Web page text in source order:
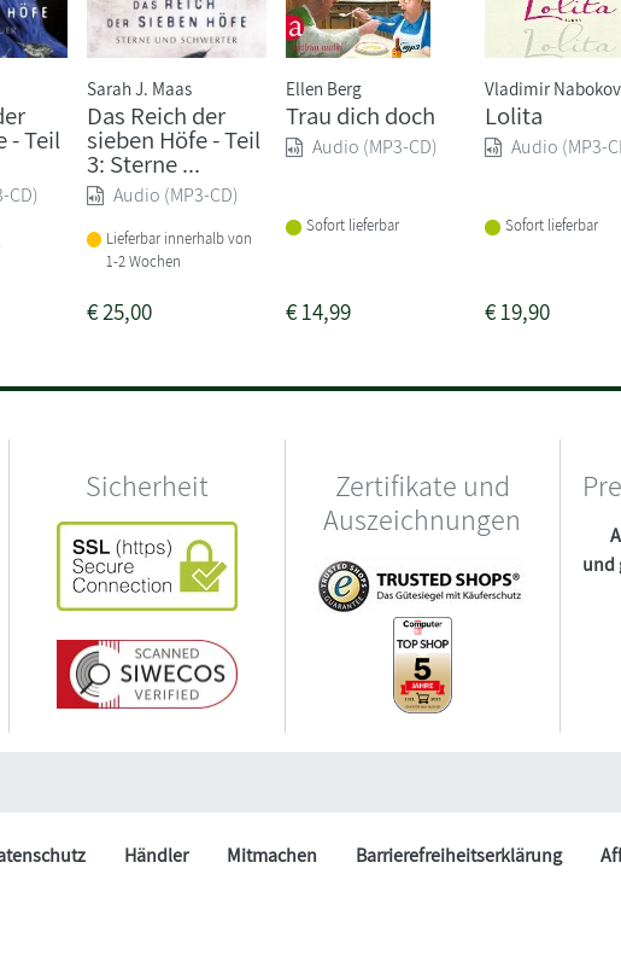
- Teil
CD)
Sarah J. Maas
Das Reich der
sieben Höfe - Teil
3: Sterne ...
Audio (MP3-CD)
Lieferbar innerhalb von
1-2 Wochen
€25,00
Ellen Berg
Trau dich doch
Audio (MP3-CD)
Sofort lieferbar
€14,99
Vladimir Nabokov
Lolita
Audio (MP3-
Sofort lieferbar
€19,90
Sicherheit
Zertifikate und
Auszeichnungen
und
Händler Mitmachen Barrierefreiheitserklärung